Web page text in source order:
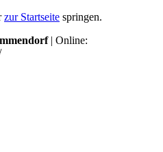
zur Startseite springen.
| Online: